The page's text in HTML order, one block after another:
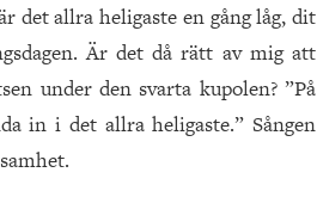
det allra heligaste en gång låg, dit
Är det då rätt av mig att
under den svarta kupolen? ”På
in i det allra heligaste.” Sången